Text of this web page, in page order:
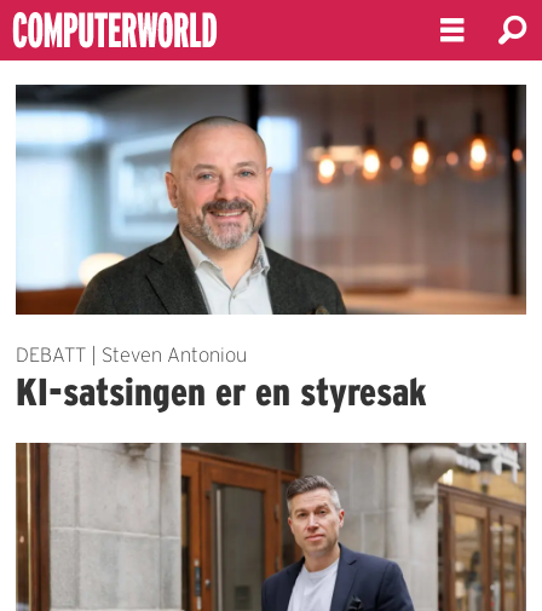
Emne:
strategi
DEBATT | Steven Antoniou
KI-satsingen er en styresak